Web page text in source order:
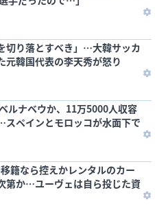
切り落とすべき」…大韓サッカ
元韓国代表の李天秀が怒り
ルナベウか、11万5000人収容
ペインとモロッコが水面下で
籍なら控えかレンタルのカー
第か…ユーヴェは自ら投じた資